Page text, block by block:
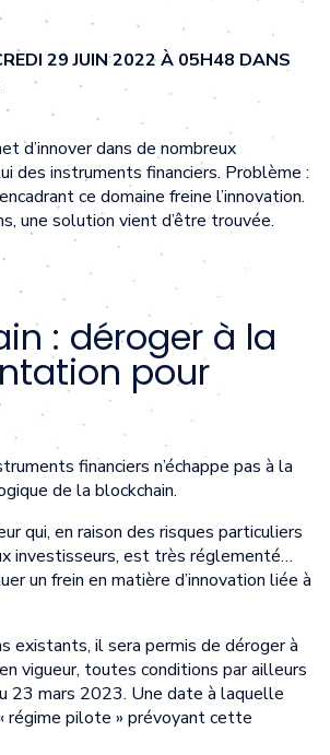
29 JUIN 2022 À 05H48 DANS
d’innover dans de nombreux
des instruments financiers. Problème :
ce domaine freine l’innovation.
une solution vient d’être trouvée.
: déroger à la
pour
financiers n’échappe pas à la
de la blockchain.
qui, en raison des risques particuliers
investisseurs, est très réglementé…
un frein en matière d’innovation liée à
existants, il sera permis de déroger à
vigueur, toutes conditions par ailleurs
23 mars 2023. Une date à laquelle
régime pilote » prévoyant cette